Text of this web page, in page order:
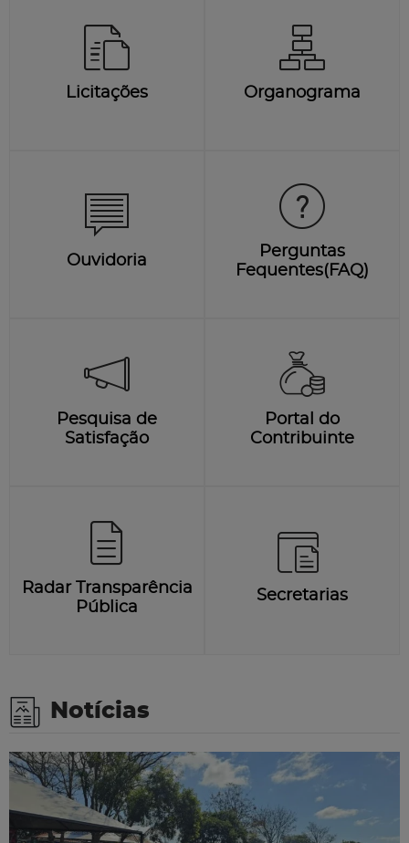
Licitações Organograma
Ouvidoria
Perguntas
Fequentes(FAQ)
Pesquisa de
Satisfação
Portal do
Contribuinte
Radar Transparência
Pública
Secretarias
Notícias